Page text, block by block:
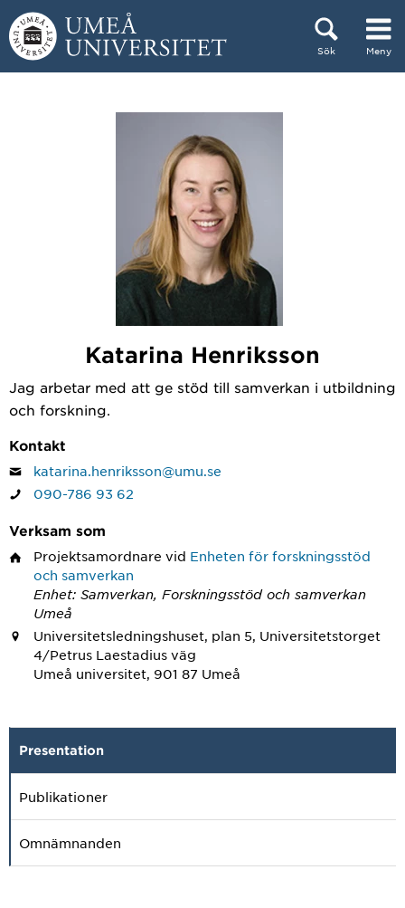
Hoppa direkt till innehållet
Sök Meny
Katarina Henriksson
Jag arbetar med att ge stöd till samverkan i utbildning
och forskning.
Kontakt
katarina.henriksson@umu.se
090-786 93 62
Verksam som
Projektsamordnare vid Enheten för forskningsstöd
och samverkan
Enhet: Samverkan, Forskningsstöd och samverkan
Umeå
Universitetsledningshuset, plan 5, Universitetstorget
4/Petrus Laestadius väg
Umeå universitet, 901 87 Umeå
Presentation
Publikationer
Omnämnanden